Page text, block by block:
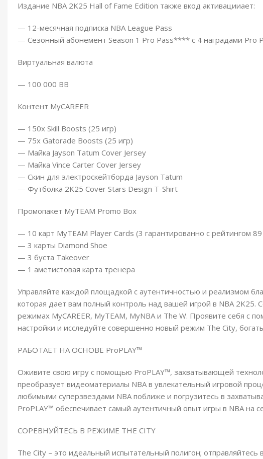
Издание NBA 2K25 Hall of Fame Edition также вкод активацииает:
— 12-месячная подписка NBA League Pass
— Сезонный абонемент Season 1 Pro Pass**** с 4 наградами Pro
Виртуальная валюта
— 100 000 ВВ
Контент MyCAREER
— 150x Skill Boosts (25 игр)
— 75x Gatorade Boosts (25 игр)
— Майка Jayson Tatum Cover Jersey
— Майка Vince Carter Cover Jersey
— Скин для электроскейтборда Jayson Tatum
— Футболка 2K25 Cover Stars Design T-Shirt
Промопакет MyTEAM Promo Box
— 10 карт MyTEAM Player Cards (3 гарантированно с рейтингом 89
— 3 карты Diamond Shoe
— 3 буста Takeover
— 1 аметистовая карта тренера
Управляйте каждой площадкой с аутентичностью и реализмом
которая дает вам полный контроль над вашей игрой в NBA 2K25.
режимах MyCAREER, MyTEAM, MyNBA и The W. Проявите себя с
настройки и исследуйте совершенно новый режим The City,
РАБОТАЕТ НА ОСНОВЕ ProPLAY™
Оживите свою игру с помощью ProPLAY™, захватывающей
преобразует видеоматериалы NBA в увлекательный игровой
любимыми суперзвездами NBA поближе и погрузитесь в
ProPLAY™ обеспечивает самый аутентичный опыт игры в NBA на
СОРЕВНУЙТЕСЬ В РЕЖИМЕ THE CITY
The City – это идеальный испытательный полигон; отправляйтесь